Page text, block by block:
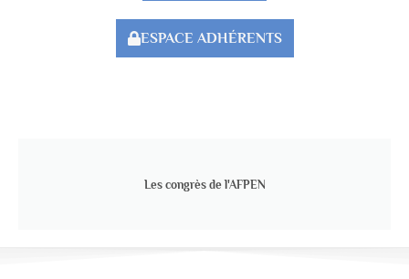
ESPACE ADHÉRENTS
Les congrès de l'AFPEN